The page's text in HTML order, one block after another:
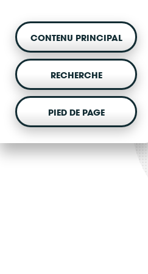
CONTENU PRINCIPAL
RECHERCHE
PIED DE PAGE